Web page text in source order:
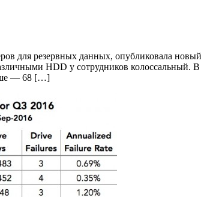
для резервных данных, опубликовала
HDD у сотрудников колоссальный.
— 68 […]